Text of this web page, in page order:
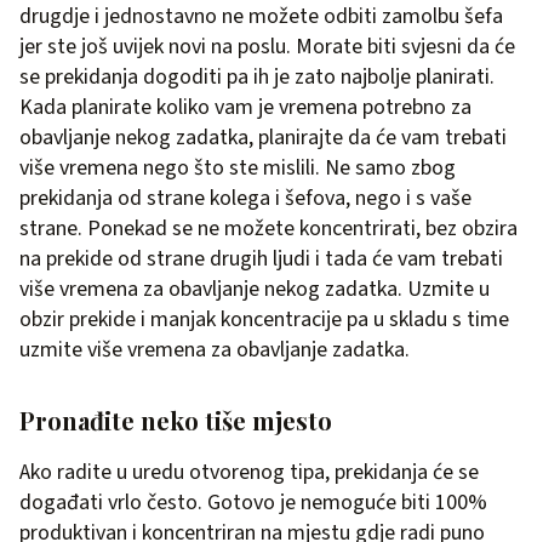
drugdje i jednostavno ne možete odbiti zamolbu šefa
jer ste još uvijek novi na poslu. Morate biti svjesni da će
se prekidanja dogoditi pa ih je zato najbolje planirati.
Kada planirate koliko vam je vremena potrebno za
obavljanje nekog zadatka, planirajte da će vam trebati
više vremena nego što ste mislili. Ne samo zbog
prekidanja od strane kolega i šefova, nego i s vaše
strane. Ponekad se ne možete koncentrirati, bez obzira
na prekide od strane drugih ljudi i tada će vam trebati
više vremena za obavljanje nekog zadatka. Uzmite u
obzir prekide i manjak koncentracije pa u skladu s time
uzmite više vremena za obavljanje zadatka.
Pronađite neko tiše mjesto
Ako radite u uredu otvorenog tipa, prekidanja će se
događati vrlo često. Gotovo je nemoguće biti 100%
produktivan i koncentriran na mjestu gdje radi puno